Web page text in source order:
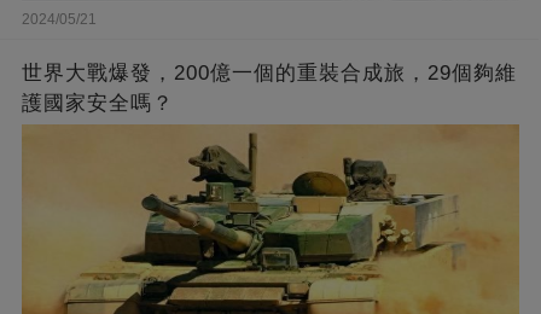
2024/05/21
世界大戰爆發，200億一個的重裝合成旅，29個夠維
護國家安全嗎？